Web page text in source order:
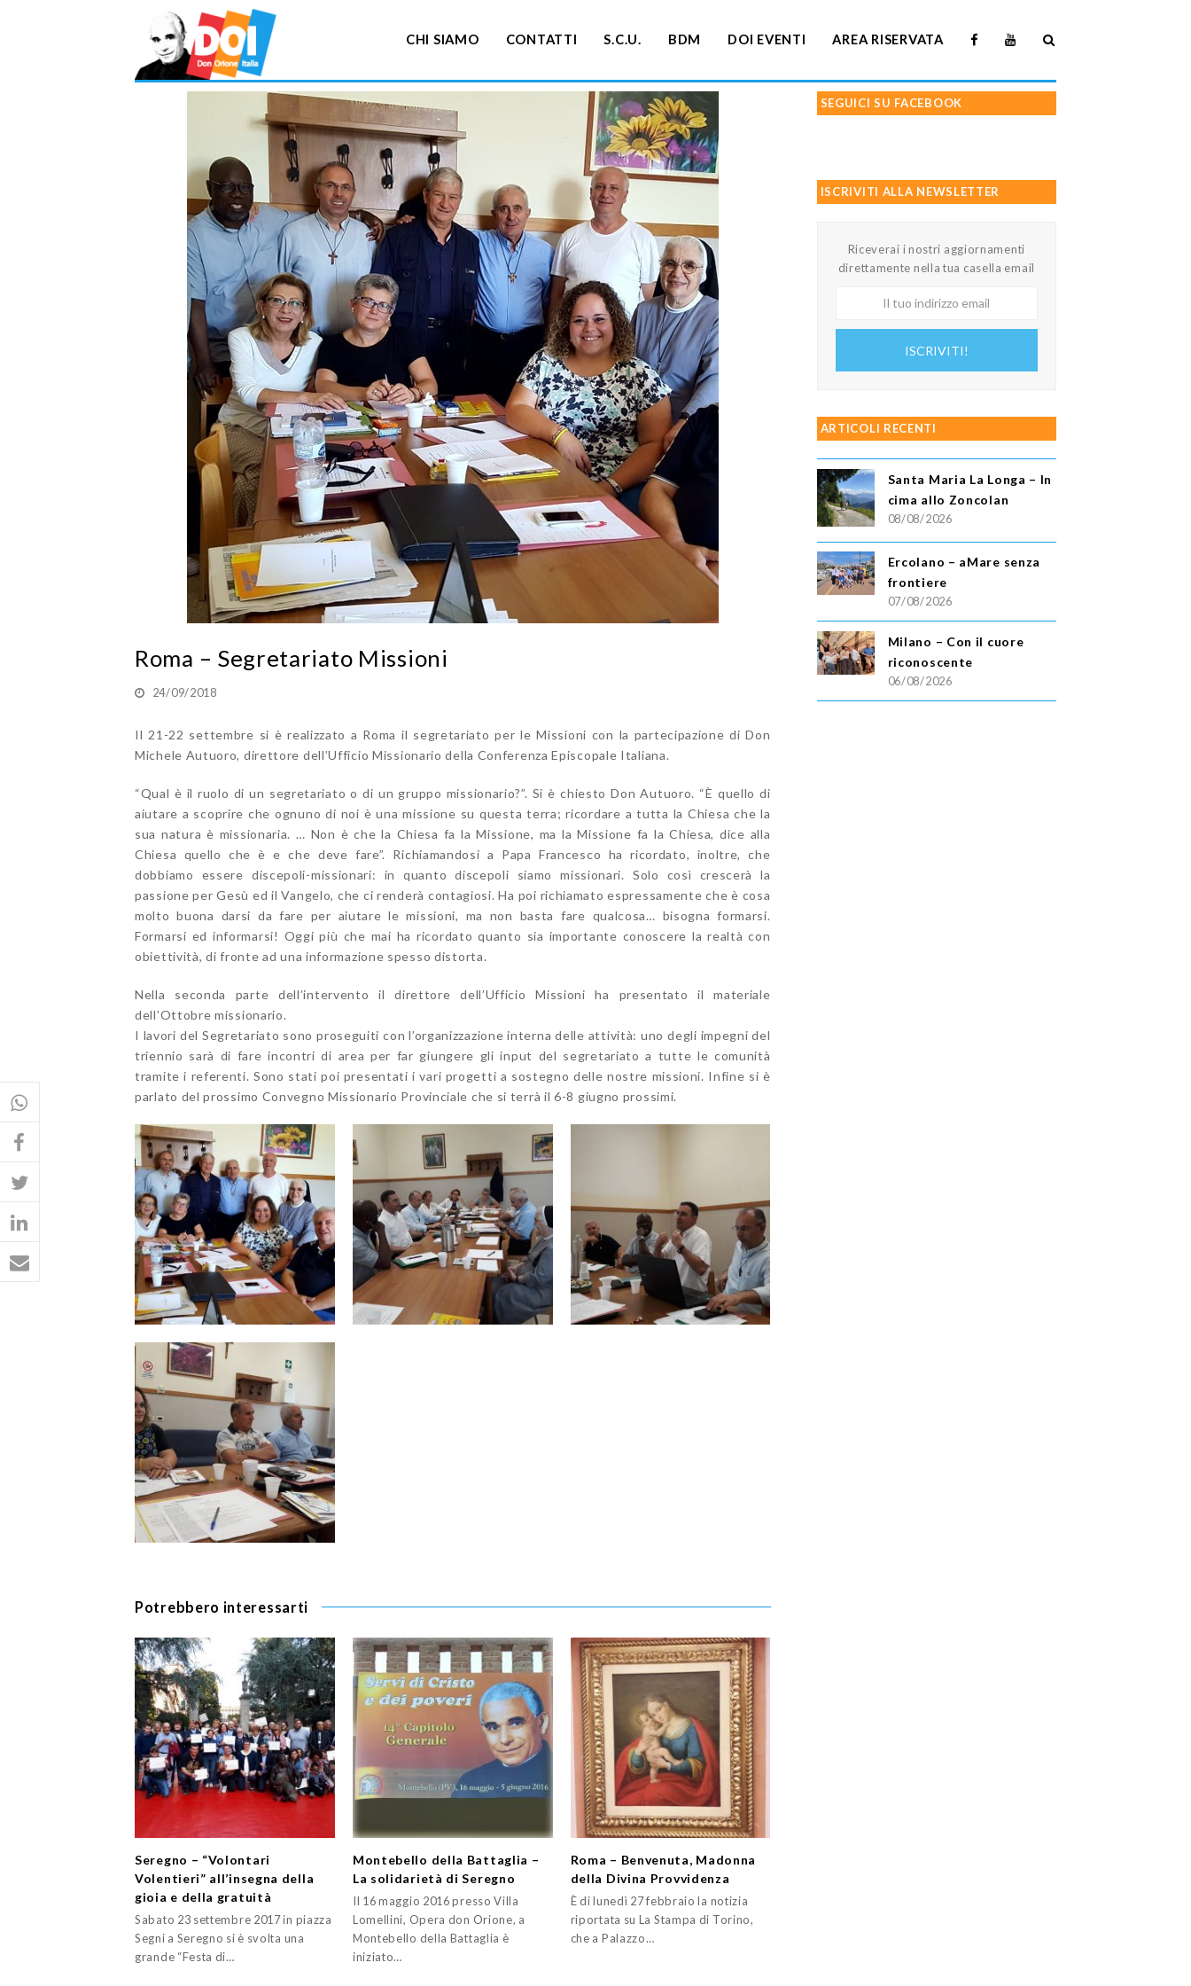
CHI SIAMO CONTATTI S.C.U. BDM DOI EVENTI AREA RISERVATA
Roma – Segretariato Missioni
24/09/2018
Il 21-22 settembre si è realizzato a Roma il segretariato per le Missioni con la partecipazione di Don
Michele Autuoro, direttore dell’Ufficio Missionario della Conferenza Episcopale Italiana.
“Qual è il ruolo di un segretariato o di un gruppo missionario?”. Si è chiesto Don Autuoro. “È quello di
aiutare a scoprire che ognuno di noi è una missione su questa terra; ricordare a tutta la Chiesa che la
sua natura è missionaria. … Non è che la Chiesa fa la Missione, ma la Missione fa la Chiesa, dice alla
Chiesa quello che è e che deve fare”. Richiamandosi a Papa Francesco ha ricordato, inoltre, che
dobbiamo essere discepoli-missionari: in quanto discepoli siamo missionari. Solo così crescerà la
passione per Gesù ed il Vangelo, che ci renderà contagiosi. Ha poi richiamato espressamente che è cosa
molto buona darsi da fare per aiutare le missioni, ma non basta fare qualcosa… bisogna formarsi.
Formarsi ed informarsi! Oggi più che mai ha ricordato quanto sia importante conoscere la realtà con
obiettività, di fronte ad una informazione spesso distorta.
Nella seconda parte dell’intervento il direttore dell’Ufficio Missioni ha presentato il materiale
dell’Ottobre missionario.
I lavori del Segretariato sono proseguiti con l’organizzazione interna delle attività: uno degli impegni del
triennio sarà di fare incontri di area per far giungere gli input del segretariato a tutte le comunità
tramite i referenti. Sono stati poi presentati i vari progetti a sostegno delle nostre missioni. Infine si è
parlato del prossimo Convegno Missionario Provinciale che si terrà il 6-8 giugno prossimi.
Potrebbero interessarti
Seregno – “Volontari
Volentieri” all’insegna della
gioia e della gratuità
Sabato 23 settembre 2017 in piazza
Segni a Seregno si è svolta una
grande “Festa di…
Montebello della Battaglia –
La solidarietà di Seregno
Il 16 maggio 2016 presso Villa
Lomellini, Opera don Orione, a
Montebello della Battaglia è
iniziato…
Roma – Benvenuta, Madonna
della Divina Provvidenza
È di lunedì 27 febbraio la notizia
riportata su La Stampa di Torino,
che a Palazzo…
SEGUICI SU FACEBOOK
ISCRIVITI ALLA NEWSLETTER
Riceverai i nostri aggiornamenti
direttamente nella tua casella email
ISCRIVITI!
ARTICOLI RECENTI
Santa Maria La Longa – In
cima allo Zoncolan
08/08/2026
Ercolano – aMare senza
frontiere
07/08/2026
Milano – Con il cuore
riconoscente
06/08/2026